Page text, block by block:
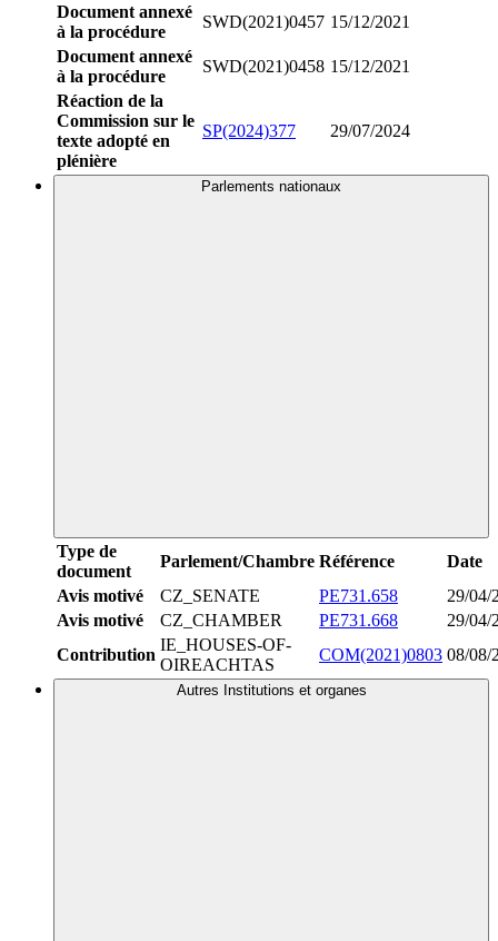
Document annexé
à la procédure
SWD(2021)0457 15/12/2021
Document annexé
à la procédure
SWD(2021)0458 15/12/2021
Réaction de la
Commission sur le
texte adopté en
plénière
SP(2024)377 29/07/2024
Parlements nationaux
Type de
document
Parlement/Chambre Référence
Date
Avis motivé
CZ_SENATE PE731.658
29/04/
Avis motivé
CZ_CHAMBER PE731.668
29/04/
Contribution
IE_HOUSES-OF-
OIREACHTAS
COM(2021)0803 08/08/
Autres Institutions et organes